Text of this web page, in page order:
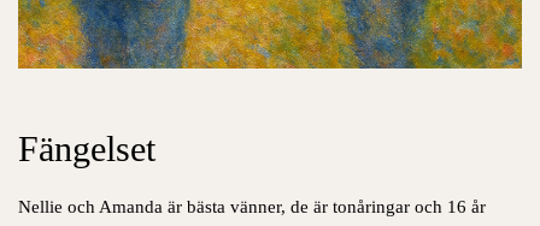
Fängelset
Nellie och Amanda är bästa vänner, de är tonåringar och 16 år